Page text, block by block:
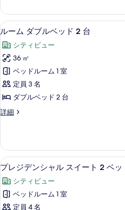
示
す
る
を
表
示
す
る
ム
ダ
ブ
ル
ベ
ッ
ド
2
台
べ
て
の
写
真
テ
ィ
ブ
ー
ム
ダ
ブ
ル
ベ
ッ
ド
詳
細
ル
ー
ム
ダ
ブ
ル
ベ
ッ
2
台
の
す
べ
て
ル
12
ルーム ダブルベッド 2 台
シティビュー
36 ㎡
ベッドルーム 1 室
定員 3 名
ダブルベッド 2 台
詳細
ル
ブ
ル
ベ
ド
2
プ
レ
ジ
デ
プ
13
プレジデンシャル スイート 2 ベッ
シティビュー
ベッドルーム 1 室
定員 4 名